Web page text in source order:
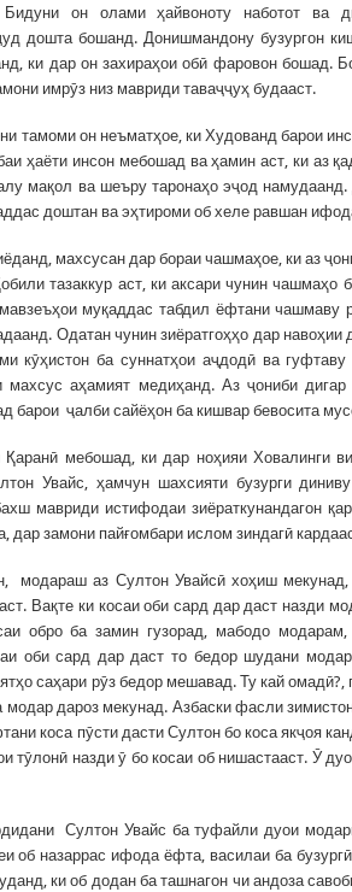
Бидуни он олами ҳайвоноту наботот ва
дошта бошанд. Донишмандону бузургон
ки дар он захираҳои обӣ фаровон бошад.
имрӯз низ мавриди таваҷҷуҳ будааст.
тамоми он неъматҳое, ки Худованд барои
ҳаёти инсон мебошад ва ҳамин аст, ки аз
мақол ва шеъру таронаҳо эҷод
доштан ва эҳтироми об хеле равшан
махсусан дар бораи чашмаҳое, ки аз
тазаккур аст, ки аксари чунин чашмаҳо
муқаддас табдил ёфтани чашмаву
Одатан чунин зиёратгоҳҳо дар навоҳии
кӯҳистон ба суннатҳои аҷдодӣ ва
аҳамият медиҳанд. Аз ҷониби
ҷалби сайёҳон ба кишвар бевосита
мебошад, ки дар ноҳияи Ховалинги
Увайс, ҳамчун шахсияти бузурги
мавриди истифодаи зиёраткунандагон
замони пайғомбари ислом зиндагӣ
модараш аз Султон Увайсӣ хоҳиш
Вақте ки косаи оби сард дар даст назди
обро ба замин гузорад, мабодо
оби сард дар даст то бедор шудани
саҳари рӯз бедор мешавад. Ту кай омадӣ?,
дароз мекунад. Азбаски фасли
коса пӯсти дасти Султон бо коса якҷоя
назди ӯ бо косаи об нишастааст. Ӯ
Султон Увайс ба туфайли дуои
об назаррас ифода ёфта, василаи ба
ки об додан ба ташнагон чи андоза